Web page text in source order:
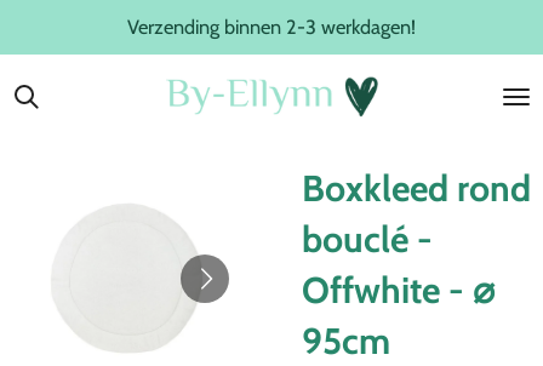
naar
Verzending binnen 2-3 werkdagen!
Boxkleed rond
bouclé -
Offwhite - ⌀
95cm